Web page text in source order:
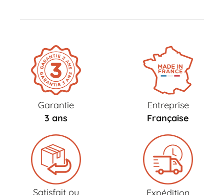
Garantie
3 ans
Entreprise
Française
Satisfait ou
Expédition